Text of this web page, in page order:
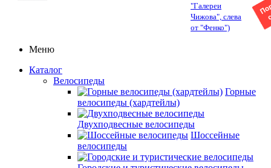
"Галереи
Чижова", слева
от "Фенко")
Меню
Каталог
Велосипеды
Горные
велосипеды (хардтейлы)
Двухподвесные велосипеды
Шоссейные
велосипеды